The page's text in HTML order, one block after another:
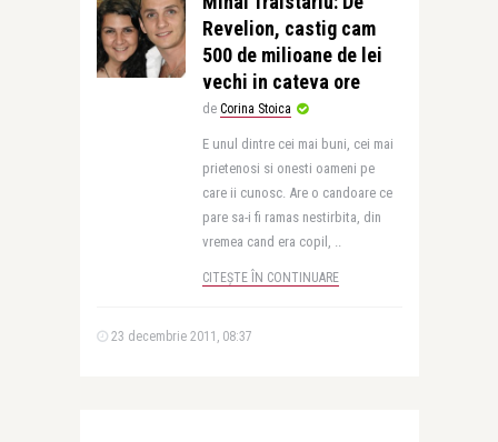
Revelion, castig cam
500 de milioane de lei
vechi in cateva ore
de Corina Stoica
E unul dintre cei mai buni, cei mai
prietenosi si onesti oameni pe
care ii cunosc. Are o candoare ce
pare sa-i fi ramas nestirbita, din
vremea cand era copil, ..
CITEȘTE ÎN CONTINUARE
23 decembrie 2011, 08:37